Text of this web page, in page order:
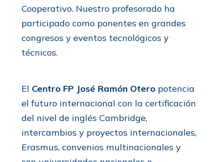
Cooperativo. Nuestro profesorado ha
participado como ponentes en grandes
congresos y eventos tecnológicos y
técnicos.
El Centro FP José Ramón Otero potencia
el futuro internacional con la certificación
del nivel de inglés Cambridge,
intercambios y proyectos internacionales,
Erasmus, convenios multinacionales y